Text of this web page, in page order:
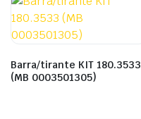
Barra/tirante KIT 180.3533
(MB 0003501305)